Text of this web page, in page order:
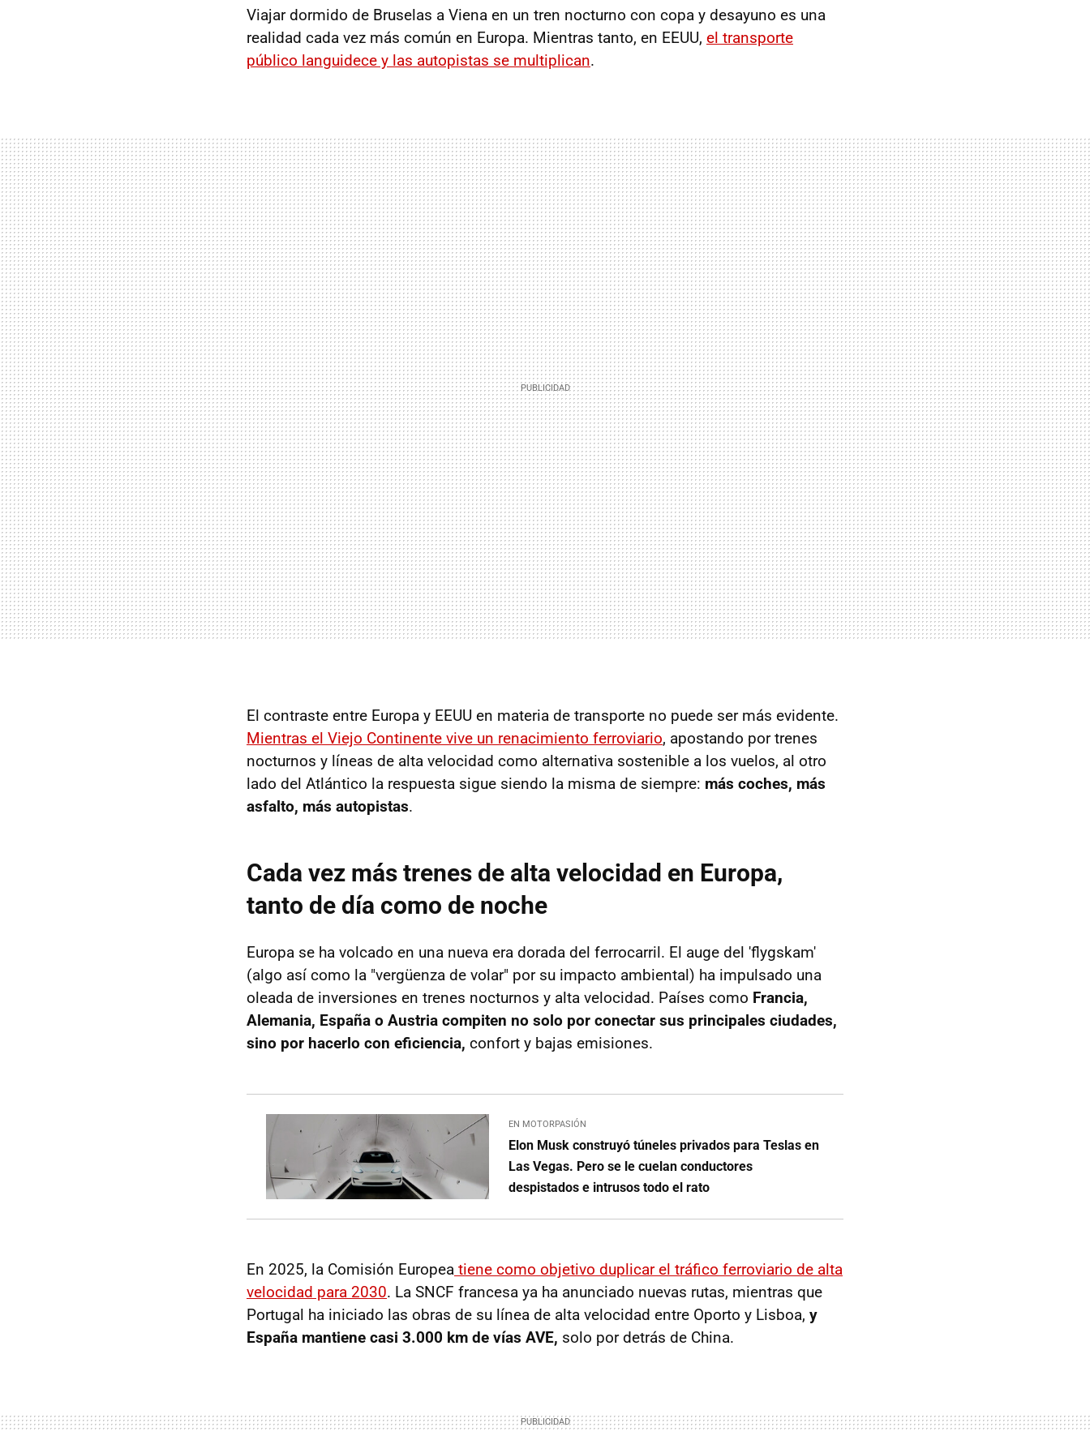
Viajar dormido de Bruselas a Viena en un tren nocturno con copa y desayuno es una
realidad cada vez más común en Europa. Mientras tanto, en EEUU, el transporte
público languidece y las autopistas se multiplican.
El contraste entre Europa y EEUU en materia de transporte no puede ser más evidente.
Mientras el Viejo Continente vive un renacimiento ferroviario, apostando por trenes
nocturnos y líneas de alta velocidad como alternativa sostenible a los vuelos, al otro
lado del Atlántico la respuesta sigue siendo la misma de siempre: más coches, más
asfalto, más autopistas.
Cada vez más trenes de alta velocidad en Europa,
tanto de día como de noche
Europa se ha volcado en una nueva era dorada del ferrocarril. El auge del 'flygskam'
(algo así como la "vergüenza de volar" por su impacto ambiental) ha impulsado una
oleada de inversiones en trenes nocturnos y alta velocidad. Países como Francia,
Alemania, España o Austria compiten no solo por conectar sus principales ciudades,
sino por hacerlo con eficiencia, confort y bajas emisiones.
EN MOTORPASIÓN
Elon Musk construyó túneles privados para Teslas en
Las Vegas. Pero se le cuelan conductores
despistados e intrusos todo el rato
En 2025, la Comisión Europea tiene como objetivo duplicar el tráfico ferroviario de alta
velocidad para 2030. La SNCF francesa ya ha anunciado nuevas rutas, mientras que
Portugal ha iniciado las obras de su línea de alta velocidad entre Oporto y Lisboa, y
España mantiene casi 3.000 km de vías AVE, solo por detrás de China.